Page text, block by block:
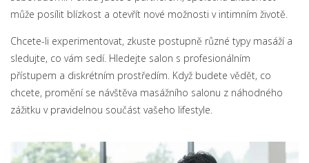
může posílit blízkost a otevřít nové možnosti v intimním životě.
Chcete-li experimentovat, zkuste postupně různé typy masáží a
sledujte, co vám sedí. Hledejte salon s profesionálním
přístupem a diskrétním prostředím. Když budete vědět, co
chcete, promění se návštěva masážního salonu z náhodného
zážitku v pravidelnou součást vašeho lifestyle.